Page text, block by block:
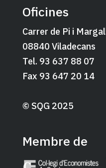
Oficines
Carrer de Pi i
08840 Viladecans
Tel. 93 637 88 07
Fax 93 647 20 14
© SQG 2025
Membre de